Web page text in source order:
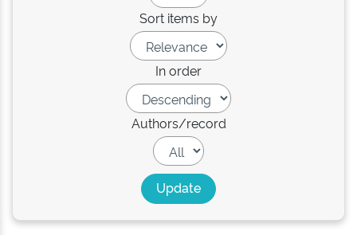
Sort items by
In order
Authors/record